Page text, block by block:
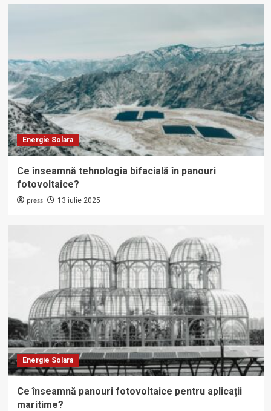
Energie Solara
Ce înseamnă tehnologia bifacială în panouri
fotovoltaice?
press 13 iulie 2025
Energie Solara
Ce înseamnă panouri fotovoltaice pentru aplicații
maritime?